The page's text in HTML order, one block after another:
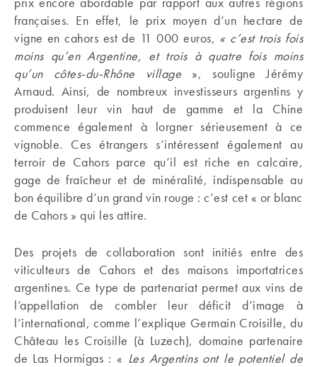
françaises. En effet, le prix moyen d’un hectare de
vigne en cahors est de 11 000 euros, « c’est trois fois
moins qu’en Argentine, et trois à quatre fois moins
qu’un côtes-du-Rhône village », souligne Jérémy
Arnaud. Ainsi, de nombreux investisseurs argentins y
produisent leur vin haut de gamme et la Chine
commence également à lorgner sérieusement à ce
vignoble. Ces étrangers s’intéressent également au
terroir de Cahors parce qu’il est riche en calcaire,
gage de fraîcheur et de minéralité, indispensable au
bon équilibre d’un grand vin rouge : c’est cet « or blanc
de Cahors » qui les attire.
Des projets de collaboration sont initiés entre des
viticulteurs de Cahors et des maisons importatrices
argentines. Ce type de partenariat permet aux vins de
l’appellation de combler leur déficit d’image à
l’international, comme l’explique Germain Croisille, du
Château les Croisille (à Luzech), domaine partenaire
de Las Hormigas : « Les Argentins ont le potentiel de